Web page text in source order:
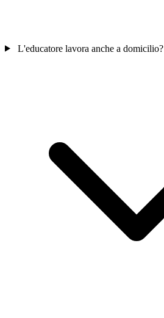
L'educatore lavora anche a domicilio?